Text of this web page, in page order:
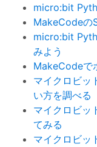
micro:bit
MakeCodeの
micro:bit
みよう
MakeCodeで
マイクロビッ
い方を調べる
マイクロビッ
てみる
マイクロビッ